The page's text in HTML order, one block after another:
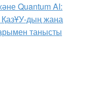
Quantum AI:
дың жаңа
танысты